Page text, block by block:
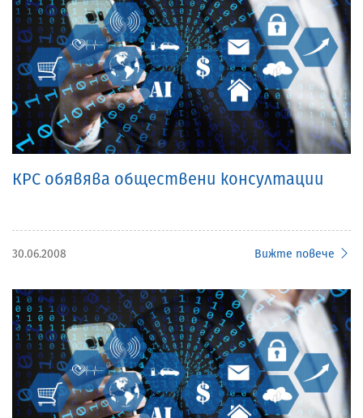
КРС обявява обществени консултации
30.06.2008 Вижте повече